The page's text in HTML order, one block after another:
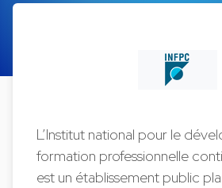
L’Institut national pour le
formation professionnelle
est un établissement public